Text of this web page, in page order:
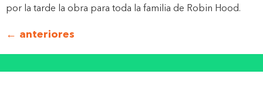
por la tarde la obra para toda la familia de Robin Hood.
← anteriores